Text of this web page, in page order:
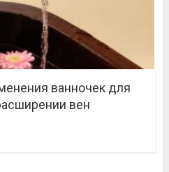
ванночек для
вен